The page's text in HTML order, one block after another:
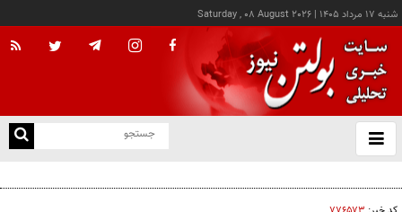
شنبه ۱۷ مرداد ۱۴۰۵ |
Saturday , 08 August 2026
باز
و